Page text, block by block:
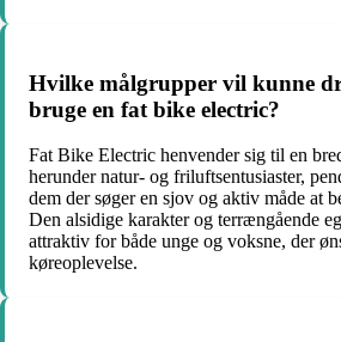
Hvilke målgrupper vil kunne
bruge en fat bike electric?
Fat Bike Electric henvender sig til en
herunder natur- og friluftsentusiaster,
dem der søger en sjov og aktiv måde at
Den alsidige karakter og terrængående
attraktiv for både unge og voksne, der
køreoplevelse.